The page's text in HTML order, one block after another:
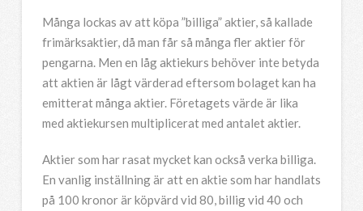
Många lockas av att köpa ”billiga” aktier, så kallade
frimärksaktier, då man får så många fler aktier för
pengarna. Men en låg aktiekurs behöver inte betyda
att aktien är lågt värderad eftersom bolaget kan ha
emitterat många aktier. Företagets värde är lika
med aktiekursen multiplicerat med antalet aktier.
Aktier som har rasat mycket kan också verka billiga.
En vanlig inställning är att en aktie som har handlats
på 100 kronor är köpvärd vid 80, billig vid 40 och